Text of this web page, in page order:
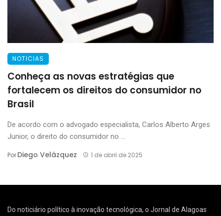
NOTICIAS
Conheça as novas estratégias que
fortalecem os direitos do consumidor no
Brasil
De acordo com o advogado especialista, Carlos Alberto Arges
Junior, o direito do consumidor no ...
PorDiego Velázquez 1 de abril de 2025
Do noticiário político à inovação tecnológica, o Jornal de Alagoas